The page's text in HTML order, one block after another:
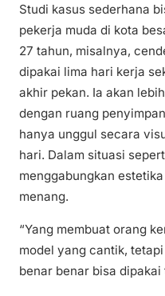
Studi kasus sederhana
pekerja muda di kota
27 tahun, misalnya,
dipakai lima hari kerja
akhir pekan. Ia akan
dengan ruang
hanya unggul secara
hari. Dalam situasi
menggabungkan
menang.
“Yang membuat orang
model yang cantik,
benar benar bisa dipakai